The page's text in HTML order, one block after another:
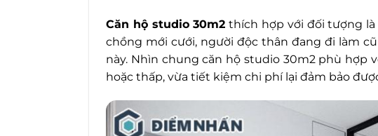
Căn hộ studio 30m2 thích hợp với đối tượng là
chồng mới cưới, người độc thân đang đi làm
này. Nhìn chung căn hộ studio 30m2 phù
hoặc thấp, vừa tiết kiệm chi phí lại đảm bảo